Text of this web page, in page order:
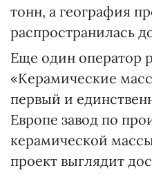
тонн, а география
распространилась
Еще один оператор
«Керамические
первый и
Европе завод по
керамической
проект выглядит